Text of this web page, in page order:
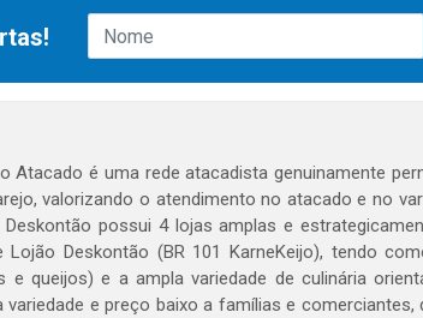
Atacado é uma rede atacadista genuinamente
valorizando o atendimento no atacado e no
possui 4 lojas amplas e
Lojão Deskontão (BR 101 KarneKeijo), tendo
e queijos) e a ampla variedade de culinária
variedade e preço baixo a famílias e